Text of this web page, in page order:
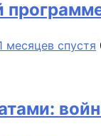
месяцев спустя